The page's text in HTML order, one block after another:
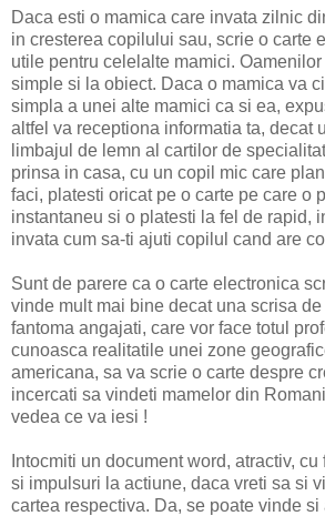
Daca esti o mamica care invata zilnic
in cresterea copilului sau, scrie o carte
utile pentru celelalte mamici.
simple si la obiect. Daca o mamica va
simpla a unei alte mamici ca si ea,
altfel va receptiona informatia ta, decat
limbajul de lemn al cartilor de
prinsa in casa, cu un copil mic care
faci, platesti oricat pe o carte pe care o
instantaneu si o platesti la fel de rapid,
invata cum sa-ti ajuti copilul cand are
Sunt de parere ca o carte electronica
vinde mult mai bine decat una scrisa
fantoma angajati, care vor face totul
cunoasca realitatile unei zone
americana, sa va scrie o carte despre
incercati sa vindeti mamelor din
vedea ce va iesi !
Intocmiti un document word, atractiv,
si impulsuri la actiune, daca vreti sa si
cartea respectiva. Da, se poate vinde si